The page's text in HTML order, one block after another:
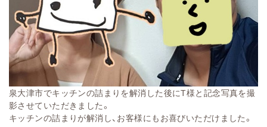
泉大津市でキッチンの詰まりを解消した後にT様と記念写真を撮
影させていただきました。
キッチンの詰まりが解消し、お客様にもお喜びいただけました。